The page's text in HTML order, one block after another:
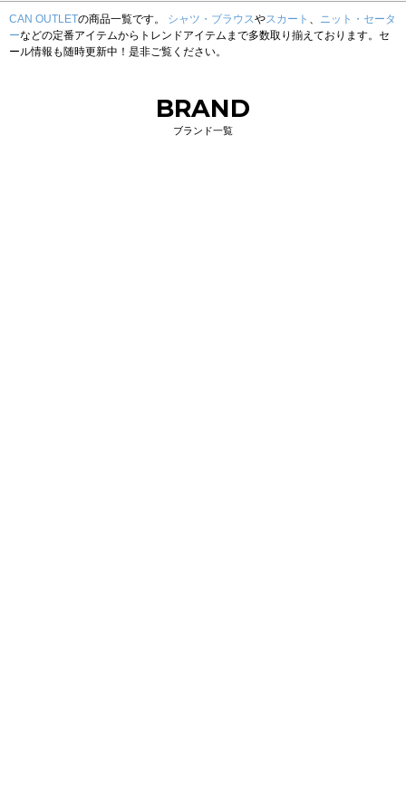
CAN OUTLETの商品一覧です。 シャツ・ブラウスやスカート 、 ニット・セータ
ーなどの定番アイテムからトレンドアイテムまで多数取り揃えております。セ
ール情報も随時更新中！是非ご覧ください。
BRAND
ブランド一覧